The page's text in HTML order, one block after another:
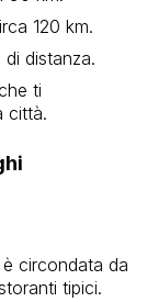
120 km.
distanza.
ti
città.
circondata da
tipici.